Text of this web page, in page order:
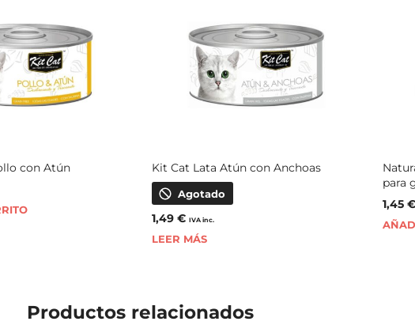
con Atún
Kit Cat Lata Atún con Anchoas
Agotado
1,49 € IVA inc.
LEER MÁS
para
1,45€
Productos relacionados